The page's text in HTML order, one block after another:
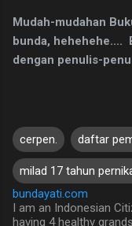
Mudah-mudahan
bunda, hehehehe....
dengan penulis-
cerpen. daftar
milad 17 tahun
bundayati.com
I am an Indonesian
having 4 healthy